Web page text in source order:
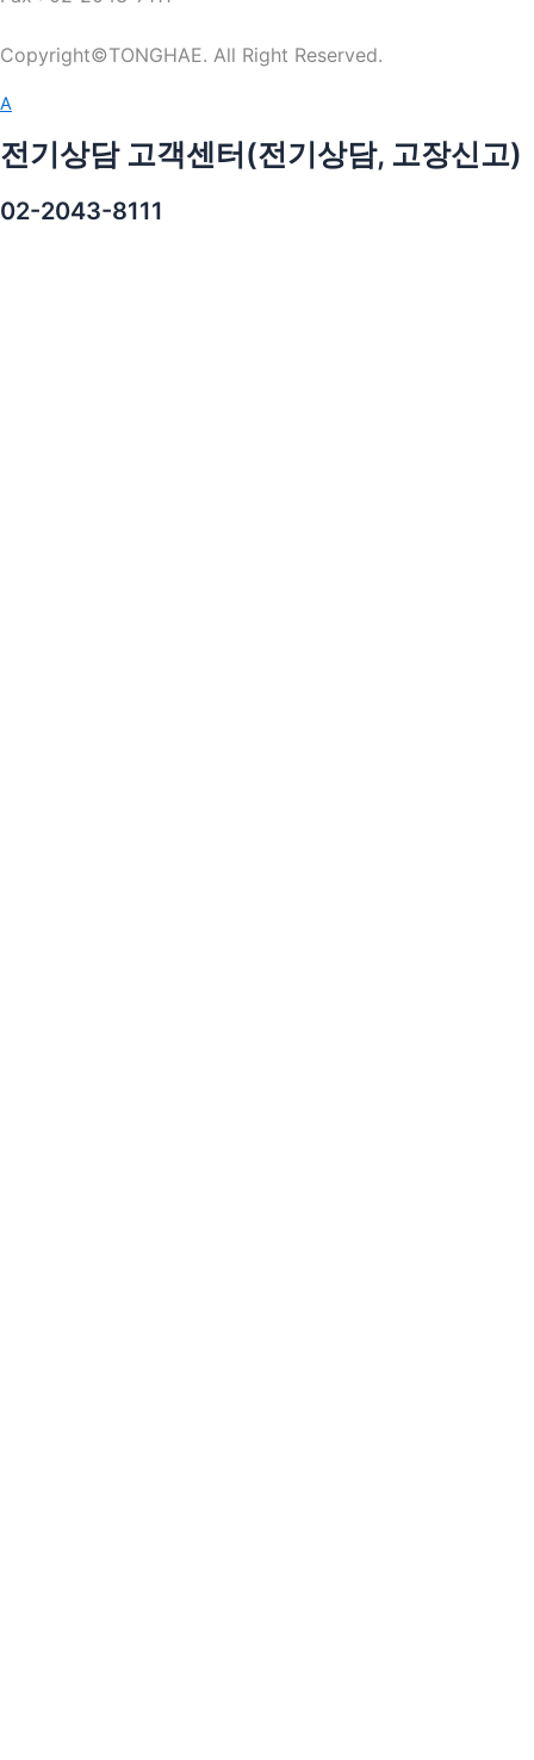
Copyright©TONGHAE. All Right Reserved.
A
전기상담 고객센터(전기상담, 고장신고)
02-2043-8111